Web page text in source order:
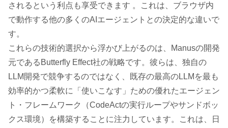
されるという利点も享受できます 。これは、ブラウザ内
で動作する他の多くのAIエージェントとの決定的な違いで
す。
これらの技術的選択から浮かび上がるのは、Manusの開発
元であるButterfly Effect社の戦略です。彼らは、独自の
LLM開発で競争するのではなく、既存の最高のLLMを最も
効率的かつ柔軟に「使いこなす」ための優れたエージェン
ト・フレームワーク（CodeActの実行ループやサンドボッ
クス環境）を構築することに注力しています。これは、日